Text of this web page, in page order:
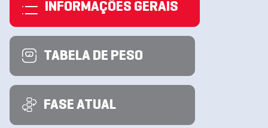
INFORMAÇÕES GERAIS
TABELA DE PESO
FASE ATUAL